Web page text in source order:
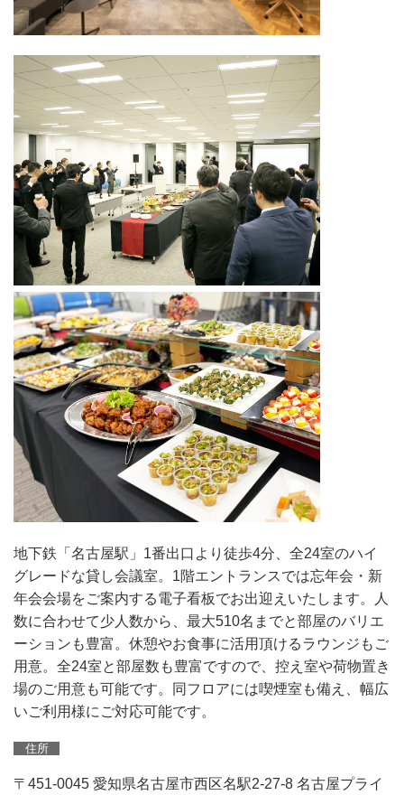
地下鉄「名古屋駅」1番出口より徒歩4分、全24室のハイ
グレードな貸し会議室。1階エントランスでは忘年会・新
年会会場をご案内する電子看板でお出迎えいたします。人
数に合わせて少人数から、最大510名までと部屋のバリエ
ーションも豊富。休憩やお食事に活用頂けるラウンジもご
用意。全24室と部屋数も豊富ですので、控え室や荷物置き
場のご用意も可能です。同フロアには喫煙室も備え、幅広
いご利用様にご対応可能です。
住所
〒451-0045 愛知県名古屋市西区名駅2-27-8 名古屋プライ